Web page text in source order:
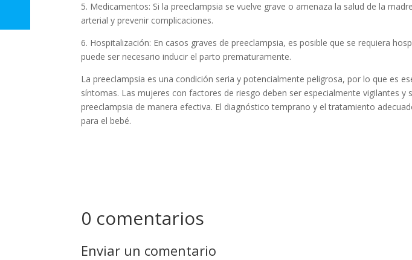
5. Medicamentos: Si la preeclampsia se vuelve grave o amenaza la salud de la
arterial y prevenir complicaciones.
6. Hospitalización: En casos graves de preeclampsia, es posible que se requiera
puede ser necesario inducir el parto prematuramente.
La preeclampsia es una condición seria y potencialmente peligrosa, por lo que es
síntomas. Las mujeres con factores de riesgo deben ser especialmente vigilantes
preeclampsia de manera efectiva. El diagnóstico temprano y el tratamiento
para el bebé.
0 comentarios
Enviar un comentario